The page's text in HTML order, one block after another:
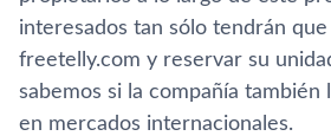
interesados tan sólo tendrán
freetelly.com y reservar su
sabemos si la compañía también
en mercados internacionales.